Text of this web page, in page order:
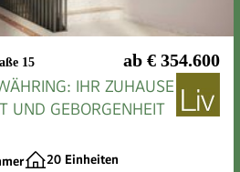
15 ab € 354.600
IHR ZUHAUSE
UND GEBORGENHEIT
20 Einheiten